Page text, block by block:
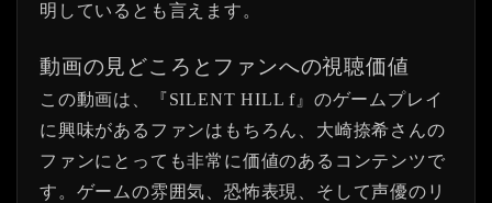
明しているとも言えます。
動画の見どころとファンへの視聴価値
この動画は、『SILENT HILL f』のゲームプレイ
に興味があるファンはもちろん、大崎捺希さんの
ファンにとっても非常に価値のあるコンテンツで
す。ゲームの雰囲気、恐怖表現、そして声優のリ